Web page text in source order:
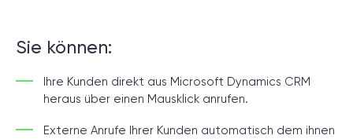
Sie können:
Ihre Kunden direkt aus Microsoft Dynamics CRM
heraus über einen Mausklick anrufen.
Externe Anrufe Ihrer Kunden automatisch dem ihnen